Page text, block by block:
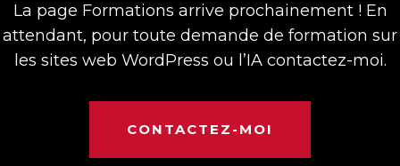
La page Formations arrive prochainement ! En
attendant, pour toute demande de formation sur
les sites web WordPress ou l’IA contactez-moi.
CONTACTEZ-MOI